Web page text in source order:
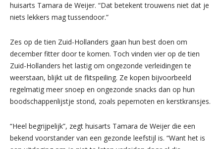
huisarts Tamara de Weijer. “Dat betekent trouwens niet dat je
niets lekkers mag tussendoor.”
Zes op de tien Zuid-Hollanders gaan hun best doen om
december fitter door te komen. Toch vinden vier op de tien
Zuid-Hollanders het lastig om ongezonde verleidingen te
weerstaan, blijkt uit de flitspeiling. Ze kopen bijvoorbeeld
regelmatig meer snoep en ongezonde snacks dan op hun
boodschappenlijstje stond, zoals pepernoten en kerstkransjes.
“Heel begrijpelijk”, zegt huisarts Tamara de Weijer die een
bekend voorstander van een gezonde leefstijl is. “Want het is